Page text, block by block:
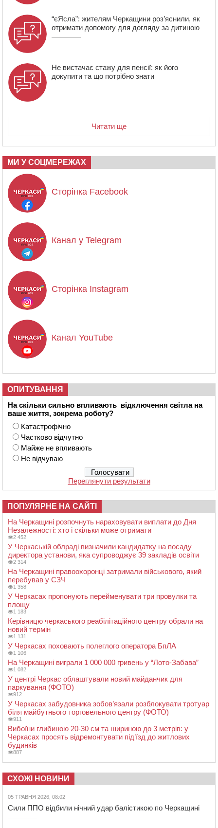
“єЯсла”: жителям Черкащини роз’яснили, як
отримати допомогу для догляду за дитиною
Не вистачає стажу для пенсії: як його
докупити та що потрібно знати
Читати ще
МИ У СОЦМЕРЕЖАХ
Сторінка Facebook
Канал у Telegram
Сторінка Instagram
Канал YouTube
ОПИТУВАННЯ
На скільки сильно впливають відключення світла на
ваше життя, зокрема роботу?
Катастрофічно
Частково відчутно
Майже не впливають
Не відчуваю
Переглянути результати
ПОПУЛЯРНЕ НА САЙТІ
На Черкащині розпочнуть нараховувати виплати до Дня
Незалежності: хто і скільки може отримати
2 452
У Черкаській облраді визначили кандидатку на посаду
директора установи, яка супроводжує 39 закладів освіти
2 314
На Черкащині правоохоронці затримали військового, який
перебував у СЗЧ
1 358
У Черкасах пропонують перейменувати три провулки та
площу
1 183
Керівницю черкаського реабілітаційного центру обрали на
новий термін
1 131
У Черкасах поховають полеглого оператора БпЛА
1 106
На Черкащині виграли 1 000 000 гривень у “Лото-Забава”
1 082
У центрі Черкас облаштували новий майданчик для
паркування (ФОТО)
912
У Черкасах забудовника зобов’язали розблокувати тротуар
біля майбутнього торговельного центру (ФОТО)
911
Вибоїни глибиною 20-30 см та шириною до 3 метрів: у
Черкасах просять відремонтувати під’їзд до житлових
будинків
887
СХОЖІ НОВИНИ
05 ТРАВНЯ 2026, 08:02
Сили ППО відбили нічний удар балістикою по Черкащині